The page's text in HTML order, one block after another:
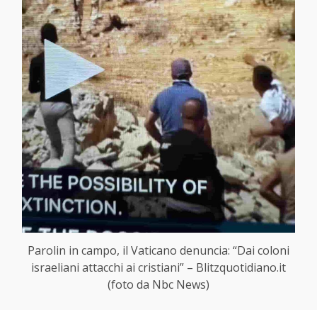
Parolin in campo, il Vaticano denuncia: “Dai coloni
israeliani attacchi ai cristiani” – Blitzquotidiano.it
(foto da Nbc News)